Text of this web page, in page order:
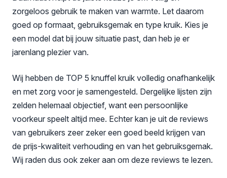
zorgeloos gebruik te maken van warmte. Let daarom
goed op formaat, gebruiksgemak en type kruik. Kies je
een model dat bij jouw situatie past, dan heb je er
jarenlang plezier van.
Wij hebben de TOP 5 knuffel kruik volledig onafhankelijk
en met zorg voor je samengesteld. Dergelijke lijsten zijn
zelden helemaal objectief, want een persoonlijke
voorkeur speelt altijd mee. Echter kan je uit de reviews
van gebruikers zeer zeker een goed beeld krijgen van
de prijs-kwaliteit verhouding en van het gebruiksgemak.
Wij raden dus ook zeker aan om deze reviews te lezen.